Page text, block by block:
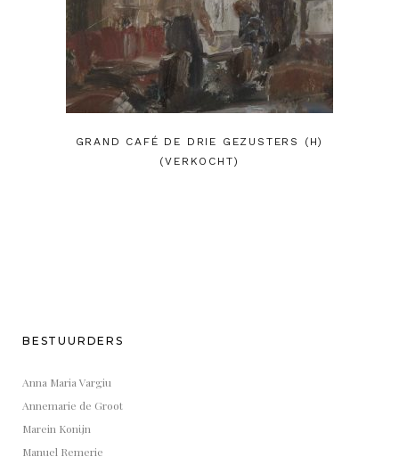
GRAND CAFÉ DE DRIE GEZUSTERS (H)
(VERKOCHT)
BESTUURDERS
Anna Maria Vargiu
Annemarie de Groot
Marein Konijn
Manuel Remerie